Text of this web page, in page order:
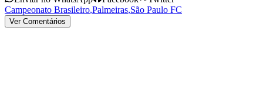
Campeonato Brasileiro,Palmeiras,São Paulo FC
Ver Comentários